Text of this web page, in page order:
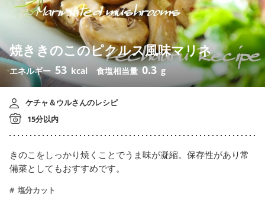
焼ききのこのピクルス風味マリネ
エネルギー 53 kcal 食塩相当量 0.3 g
ケチャ＆ウルさんのレシピ
15分以内
きのこをしっかり焼くことでうま味が凝縮。保存性があり常
備菜としてもおすすめです。
塩分カット